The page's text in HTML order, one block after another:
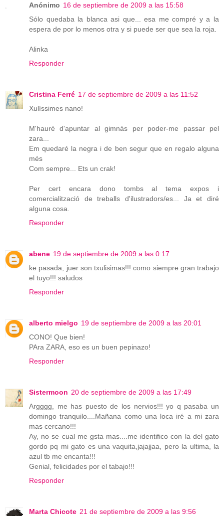
Anónimo 16 de septiembre de 2009 a las 15:58
Sólo quedaba la blanca asi que... esa me compré y a la
espera de por lo menos otra y si puede ser que sea la roja.
Alinka
Responder
Cristina Ferré 17 de septiembre de 2009 a las 11:52
Xulíssimes nano!
M'hauré d'apuntar al gimnàs per poder-me passar pel
zara...
Em quedaré la negra i de ben segur que en regalo alguna
més
Com sempre... Ets un crak!
Per cert encara dono tombs al tema expos i
comercialització de treballs d'ilustradors/es... Ja et diré
alguna cosa.
Responder
abene 19 de septiembre de 2009 a las 0:17
ke pasada, juer son txulisimas!!! como siempre gran trabajo
el tuyo!!! saludos
Responder
alberto mielgo 19 de septiembre de 2009 a las 20:01
CONO! Que bien!
PAra ZARA, eso es un buen pepinazo!
Responder
Sistermoon 20 de septiembre de 2009 a las 17:49
Argggg, me has puesto de los nervios!!! yo q pasaba un
domingo tranquilo....Mañana como una loca iré a mi zara
mas cercano!!!
Ay, no se cual me gsta mas....me identifico con la del gato
gordo pq mi gato es una vaquita,jajajjaa, pero la ultima, la
azul tb me encanta!!!
Genial, felicidades por el tabajo!!!
Responder
Marta Chicote 21 de septiembre de 2009 a las 9:56